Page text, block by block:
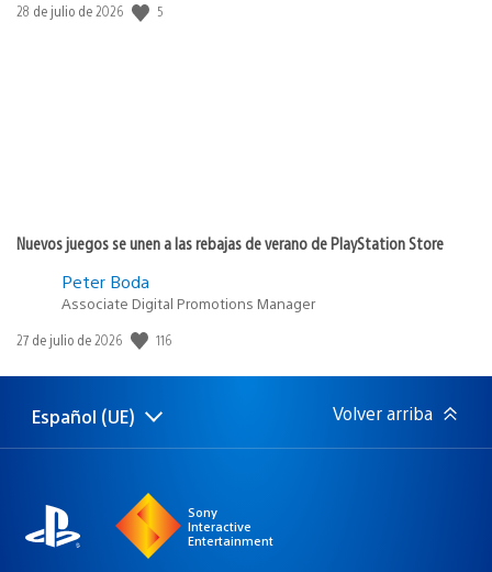
Fecha
28 de julio de 2026 5
Nuevos juegos se unen a las rebajas de verano de PlayStation Store
Peter Boda
Associate Digital Promotions Manager
Fecha
publicación:
27 de julio de 2026 116
Selecciona
una
Región
actual:
Español (UE) Volver arriba
Sony
Interactive
Entertainment